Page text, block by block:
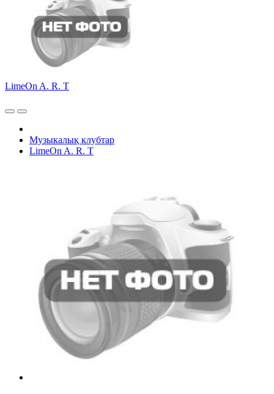
LimeOn A. R. T
Музыкалық клубтар
LimeOn A. R. T